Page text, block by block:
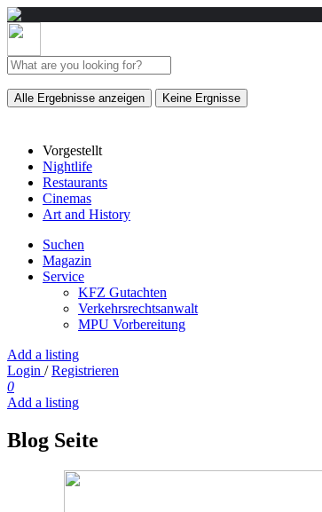
Alle Ergebnisse anzeigen Keine Ergnisse
Vorgestellt
Nightlife
Restaurants
Cinemas
Art and History
Suchen
Magazin
Service
KFZ Gutachten
Verkehrsrechtsanwalt
MPU Vorbereitung
Add a listing
Login / Registrieren
0
Add a listing
Blog Seite